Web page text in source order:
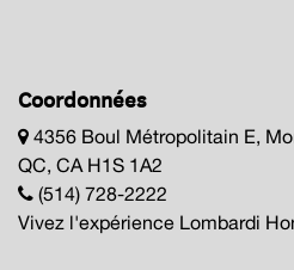
Coordonnées
4356 Boul Métropolitain E,
QC, CA H1S 1A2
(514) 728-2222
Vivez l'expérience Lombardi